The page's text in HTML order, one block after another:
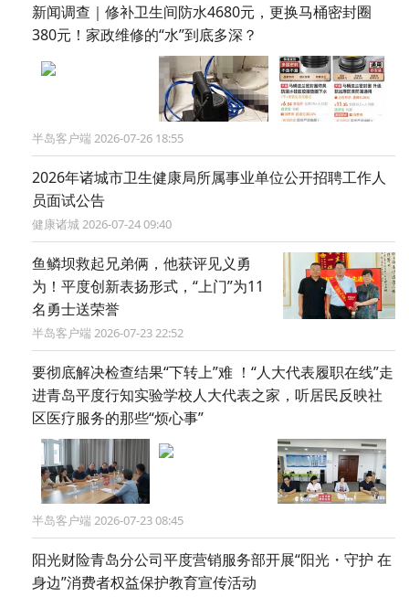
新闻调查｜修补卫生间防水4680元，更换马桶密封圈
380元！家政维修的“水”到底多深？
半岛客户端 2026-07-26 18:55
2026年诸城市卫生健康局所属事业单位公开招聘工作人
员面试公告
健康诸城 2026-07-24 09:40
鱼鳞坝救起兄弟俩，他获评见义勇
为！平度创新表扬形式，“上门”为11
名勇士送荣誉
半岛客户端 2026-07-23 22:52
要彻底解决检查结果“下转上”难 ！“人大代表履职在线”走
进青岛平度行知实验学校人大代表之家，听居民反映社
区医疗服务的那些“烦心事”
半岛客户端 2026-07-23 08:45
阳光财险青岛分公司平度营销服务部开展“阳光・守护 在
身边”消费者权益保护教育宣传活动